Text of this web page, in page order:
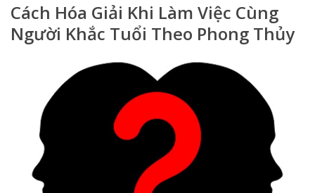
Cách Hóa Giải Khi Làm Việc Cùng
Người Khắc Tuổi Theo Phong Thủy